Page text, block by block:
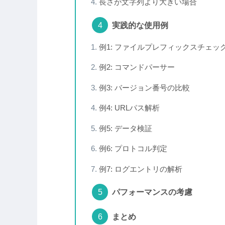
長さが文字列より大きい場合
実践的な使用例
例1: ファイルプレフィックスチェッ
例2: コマンドパーサー
例3: バージョン番号の比較
例4: URLパス解析
例5: データ検証
例6: プロトコル判定
例7: ログエントリの解析
パフォーマンスの考慮
まとめ